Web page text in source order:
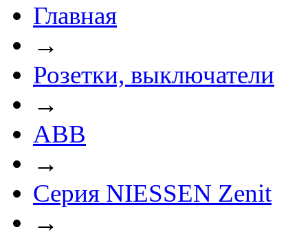
Главная
→
Розетки, выключатели
→
ABB
→
Серия NIESSEN Zenit
→